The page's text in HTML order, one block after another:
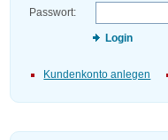
Passwort:
Login
Kundenkonto anlegen